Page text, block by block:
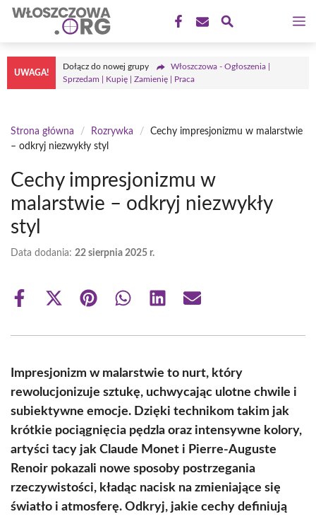
Przejdź
treści
UWAGA!
Dołącz do nowej grupy
Włoszczowa - Ogłoszenia |
Sprzedam | Kupię | Zamienię | Praca
Strona główna / Rozrywka /
Cechy impresjonizmu w malarstwie
– odkryj niezwykły styl
Cechy impresjonizmu w
malarstwie – odkryj niezwykły
styl
Data dodania: 22 sierpnia 2025 r.
Share
Share
(Twitter)
Share Share Share Share
Impresjonizm w malarstwie to nurt, który
rewolucjonizuje sztukę, uchwycając ulotne chwile i
subiektywne emocje. Dzięki technikom takim jak
krótkie pociągnięcia pędzla oraz intensywne kolory,
artyści tacy jak Claude Monet i Pierre-Auguste
Renoir pokazali nowe sposoby postrzegania
rzeczywistości, kładąc nacisk na zmieniające się
światło i atmosferę. Odkryj, jakie cechy definiują